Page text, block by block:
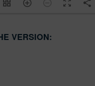
VERSION: